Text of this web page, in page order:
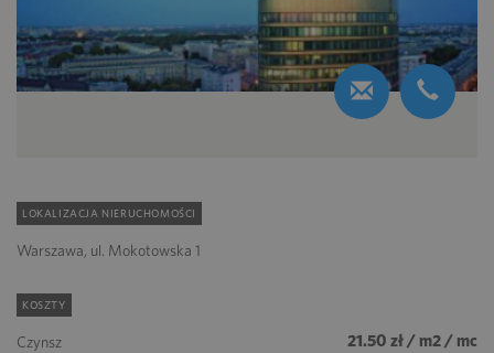
LOKALIZACJA NIERUCHOMOŚCI
Warszawa, ul. Mokotowska 1
KOSZTY
Czynsz 21.50 zł / m2 / mc